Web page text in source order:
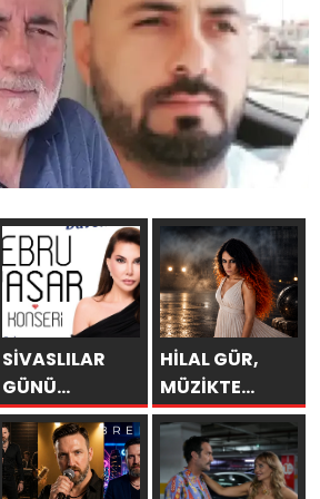
SİVASLILAR
GÜNÜ
KUTLAMALARINDA
EBRU YAŞAR
RÜZGARI
HİLAL GÜR,
MÜZİKTE
YARAYI